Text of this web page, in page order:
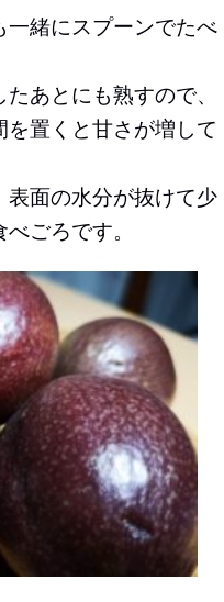
一緒にスプーンでたべ
あとにも熟すので、
置くと甘さが増して
表面の水分が抜けて少
ごろです。